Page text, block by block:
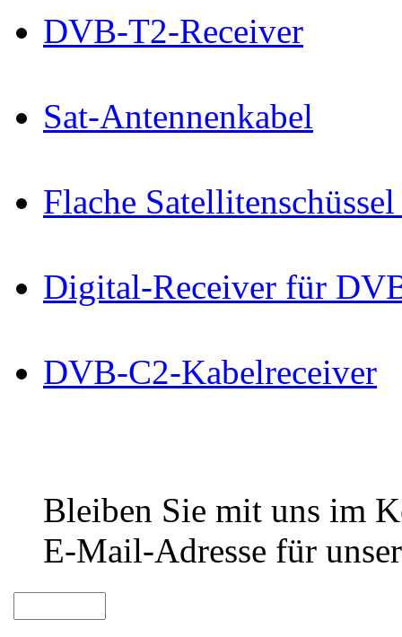
DVB-T2-Receiver
Sat-Antennenkabel
Flache
Digital-Receiver für
DVB-C2-Kabelreceiver
Bleiben Sie mit uns im
E-Mail-Adresse für